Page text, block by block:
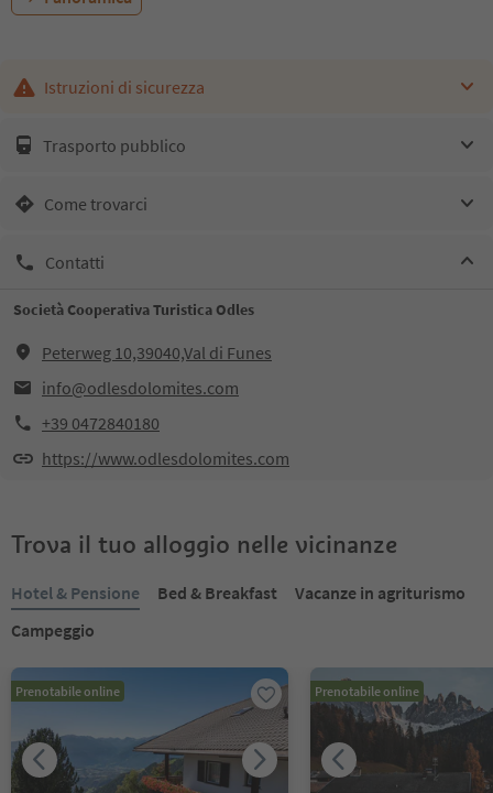
Istruzioni di sicurezza
Trasporto pubblico
Come trovarci
Contatti
Società Cooperativa Turistica Odles
Peterweg 10,39040,Val di Funes
info@odlesdolomites.com
+39 0472840180
https://www.odlesdolomites.com
Trova il tuo alloggio nelle vicinanze
Hotel & Pensione Bed & Breakfast
Vacanze in agriturismo
Campeggio
Prenotabile online Prenotabile online